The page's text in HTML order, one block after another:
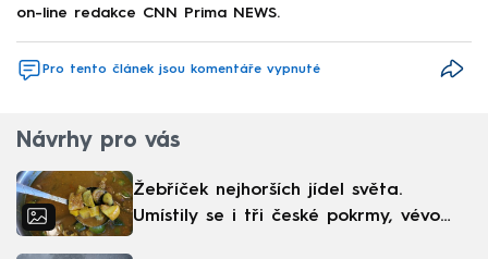
on-line redakce CNN Prima NEWS.
Pro tento článek jsou komentáře vypnuté
Návrhy pro vás
Žebříček nejhorších jídel světa.
Umístily se i tři české pokrmy, vévodí